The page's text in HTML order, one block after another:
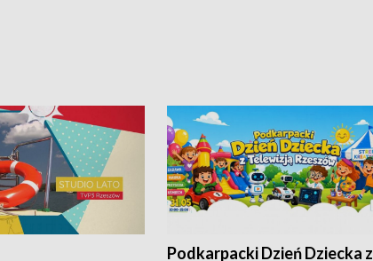
Podkarpacki Dzień Dziecka z